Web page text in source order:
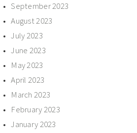
September 2023
August 2023
July 2023
June 2023
May 2023
April 2023
March 2023
February 2023
January 2023